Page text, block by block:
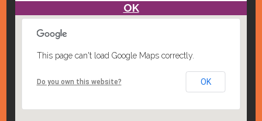
OK
This page can't load Google Maps correctly.
Do you own this website? OK